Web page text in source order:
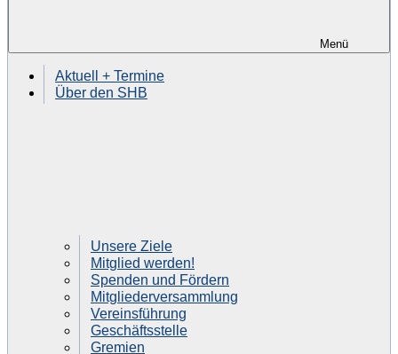
Menü
Aktuell + Termine
Über den SHB
Unsere Ziele
Mitglied werden!
Spenden und Fördern
Mitgliederversammlung
Vereinsführung
Geschäftsstelle
Gremien